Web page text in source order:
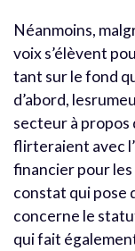
Néanmoins,
voix s’élèvent
tant sur le fond
d’abord,
secteur à propos
flirteraient avec
financier pour
constat qui pose
concerne le
qui fait